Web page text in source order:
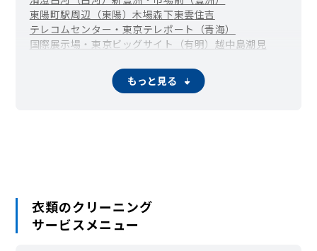
東陽町駅周辺（東陽）木場森下東雲住吉
テレコムセンター・東京テレポート（青海）
国際展示場・東京ビッグサイト（有明） 越中島潮見
高橋中央防波堤東陽常盤
牡丹 南砂町駅周辺（南砂）
もっと見る
衣類のクリーニング
サービスメニュー